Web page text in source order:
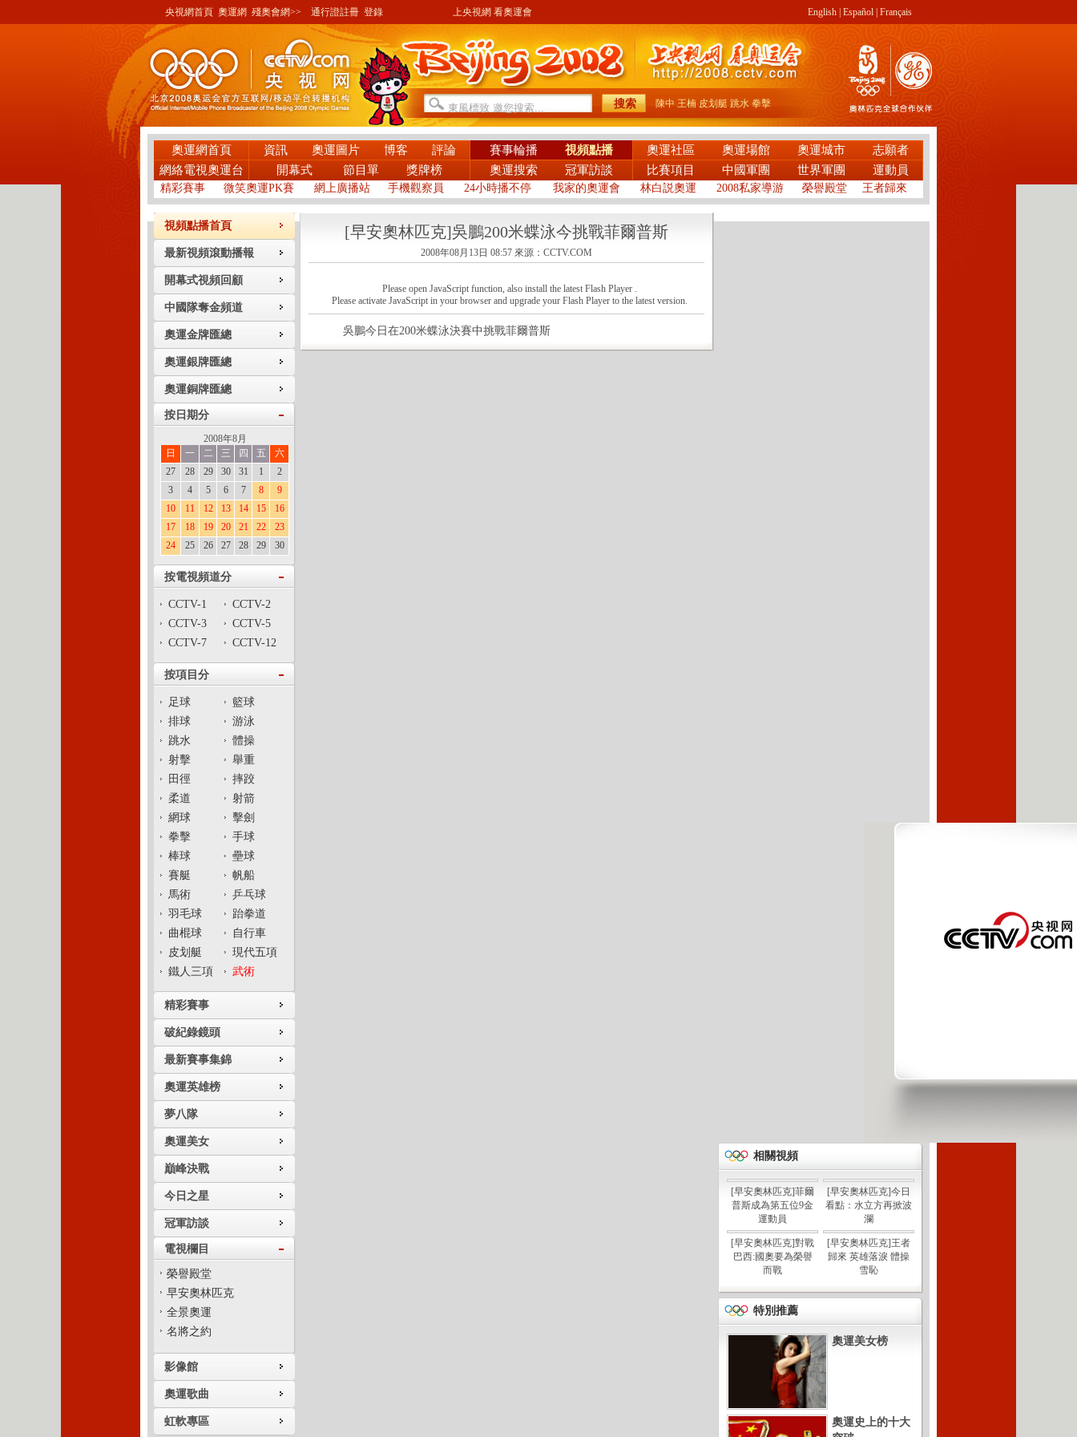
央視網首頁 奧運網 殘奧會網>> 通行證註冊 登錄 上央視網 看奧運會 English Español Français
陳中 王楠 皮划艇 跳水 拳擊
奧運網首頁 資訊 奧運圖片 博客 評論 賽事輪播 視頻點播 奧運社區 奧運場館 奧運城市
志願者
網絡電視奧運台
開幕式 節目單 獎牌榜 奧運搜索 冠軍訪談 比賽項目 中國軍團 世界軍團 運動員
精彩賽事 微笑奧運PK賽 網上廣播站 手機觀察員 24小時播不停 我家的奧運會 林白説奧運 2008私家導游 榮譽殿堂 王者歸來
視頻點播首頁
最新視頻滾動播報
開幕式視頻回顧
中國隊奪金頻道
奧運金牌匯總
奧運銀牌匯總
奧運銅牌匯總
按日期分
2008年8月
日
一 二 三 四 五
六
27
28 29 30 31 1
2
3
4 5 6 7 8
9
10
11 12 13 14 15
16
17
18 19 20 21 22
23
24
25 26 27 28 29 30
按電視頻道分
CCTV-1
CCTV-2
CCTV-3
CCTV-5
CCTV-7
CCTV-12
按項目分
足球
籃球
排球
游泳
跳水
體操
射擊
舉重
田徑
摔跤
柔道
射箭
網球
擊劍
拳擊
手球
棒球
壘球
賽艇
帆船
馬術
乒乓球
羽毛球
跆拳道
曲棍球
自行車
皮划艇
現代五項
鐵人三項
武術
精彩賽事
破紀錄鏡頭
最新賽事集錦
奧運英雄榜
夢八隊
奧運美女
巔峰決戰
今日之星
冠軍訪談
電視欄目
榮譽殿堂
早安奧林匹克
全景奧運
名將之約
影像館
奧運歌曲
虹軟專區
[早安奧林匹克]吳鵬200米蝶泳今挑戰菲爾普斯
2008年08月13日 08:57 來源：CCTV.COM
Please open JavaScript function, also install the latest Flash Player .
Please activate JavaScript in your browser and upgrade your Flash Player to the latest version.
吳鵬今日在200米蝶泳決賽中挑戰菲爾普斯
相關視頻
[早安奧林匹克]菲爾
普斯成為第五位9金
運動員
[早安奧林匹克]今日
看點：水立方再掀波
瀾
[早安奧林匹克]對戰
巴西:國奧要為榮譽
而戰
[早安奧林匹克]王者
歸來 英雄落淚 體操
雪恥
特別推薦
奧運美女榜
奧運史上的十大